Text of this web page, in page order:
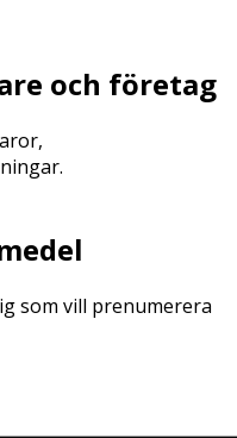
och företag
som vill prenumerera